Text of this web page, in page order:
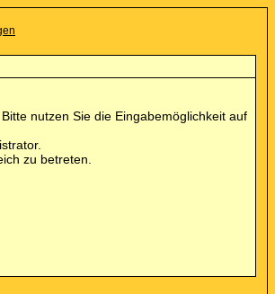
nutzen Sie die Eingabemöglichkeit auf
zu betreten.